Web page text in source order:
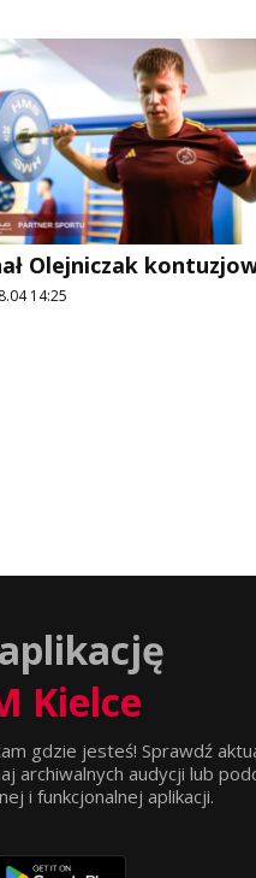
Olejniczak
14:25
Kielce
gdzie jesteś! Sprawdź
archiwalnych audycji lub
i funkcjonalnej aplikacji.